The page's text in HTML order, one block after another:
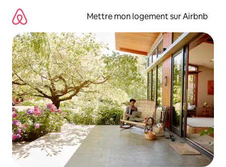
directement
contenu
Mettre mon logement sur Airbnb